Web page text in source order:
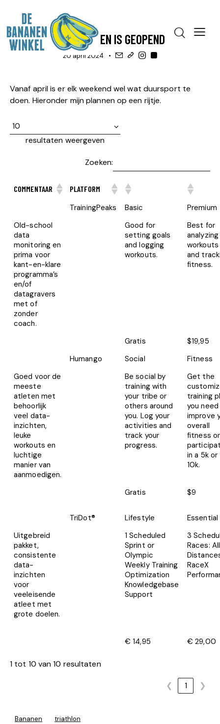
BLOG TRAINING, OP WEG NAAR ...
HET SEIZOEN IS GEOPEND
20 april 2024
Vanaf april is er elk weekend wel wat duursport te
doen. Hieronder mijn plannen op een rijtje.
resultaten weergeven
Zoeken:
COMMENTAAR PLATFORM
TrainingPeaks Basic
Premium
Old-school
data
monitoring en
prima voor
kant-en-klare
programma’s
en/of
datagravers
met of
zonder
coach.
Good for
setting goals
and logging
workouts.
Best for
analyzing
workouts
and
fitness.
Gratis
$19,95
Humango
Social
Fitness
Goed voor de
meeste
atleten met
behoorlijk
veel data-
inzichten,
leuke
workouts en
luchtige
manier van
aanmoedigen.
Be social by
training with
your tribe or
others around
you. Log your
activities and
track your
progress.
Get the
training
you
improve
overall
fitness or
in a 5k or
10k.
Gratis $9
TriDot® Lifestyle
Essential
Uitgebreid
pakket,
consistente
data-
inzichten
voor
veeleisende
atleet met
grote doelen.
1 Scheduled
Sprint or
Olympic
Weekly Training
Optimization
Knowledgebase
Support
3
Races: All
RaceX
€ 14,95 € 29,00
1 tot 10 van 10 resultaten
❮ 1 ❯
Bananen triathlon